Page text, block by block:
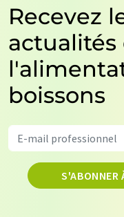
Recevez
actualités
boissons
S'ABONNER